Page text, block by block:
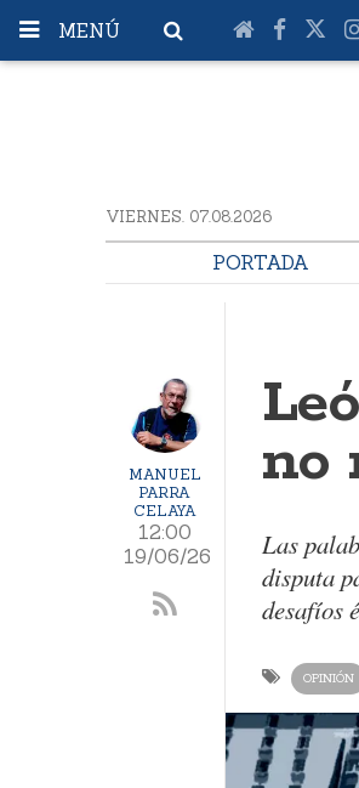
MENÚ
VIERNES. 07.08.2026
PORTADA
MANUEL
PARRA
CELAYA
12:00
19/06/26
no
Las
disputa
desafíos
OPINIÓN